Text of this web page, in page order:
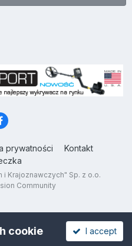
prywatności
Kontakt
i Krajoznawczych" Sp. z o.o.
Community
cookie I accept